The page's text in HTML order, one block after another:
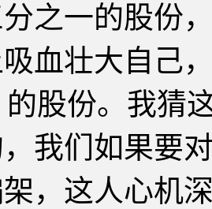
之一的股份
血壮大自己
的股份。我猜
我们如果要
，这人心机